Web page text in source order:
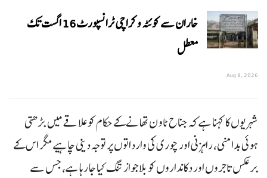
خاران سے کوئٹہ و کراچی ٹرانسپورٹ 16 اگست تک
معطل
Aug 8, 2026
شہریوں کا کہنا ہے کہ جناح ٹاو ن تھانے کے حکام کو علاقے میں بڑھتی
ہوئی بدامنی، راہزنی اور چوری کی وارداتوں پر توجہ دینی چاہیے مگر اس کے
برعکس تاجروں اور دکانداروں کو بلاجواز تنگ کیا جا رہا ہے، جس سے